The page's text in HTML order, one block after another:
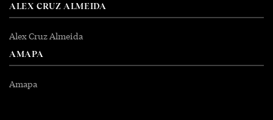
ALEX CRUZ ALMEIDA
Alex Cruz Almeida
AMAPA
Amapa